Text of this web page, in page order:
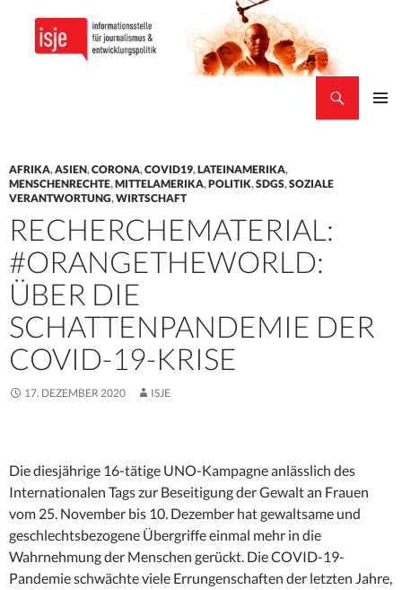
AFRIKA,ASIEN,CORONA,COVID19,LATEINAMERIKA,
MENSCHENRECHTE,MITTELAMERIKA,POLITIK,SDGS,SOZIALE
VERANTWORTUNG,WIRTSCHAFT
RECHERCHEMATERIAL:
#ORANGETHEWORLD:
ÜBER DIE
SCHATTENPANDEMIE DER
COVID-19-KRISE
17. DEZEMBER 2020 ISJE
Die diesjährige 16-tätige UNO-Kampagne anlässlich des
Internationalen Tags zur Beseitigung der Gewalt an Frauen
vom 25. November bis 10. Dezember hat gewaltsame und
geschlechtsbezogene Übergriffe einmal mehr in die
Wahrnehmung der Menschen gerückt. Die COVID-19-
Pandemie schwächte viele Errungenschaften der letzten Jahre,